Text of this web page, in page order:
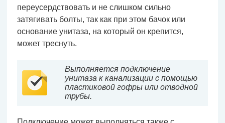
переусердствовать и не слишком сильно
затягивать болты, так как при этом бачок или
основание унитаза, на который он крепится,
может треснуть.
Выполняется подключение
унитаза к канализации с помощью
пластиковой гофры или отводной
трубы.